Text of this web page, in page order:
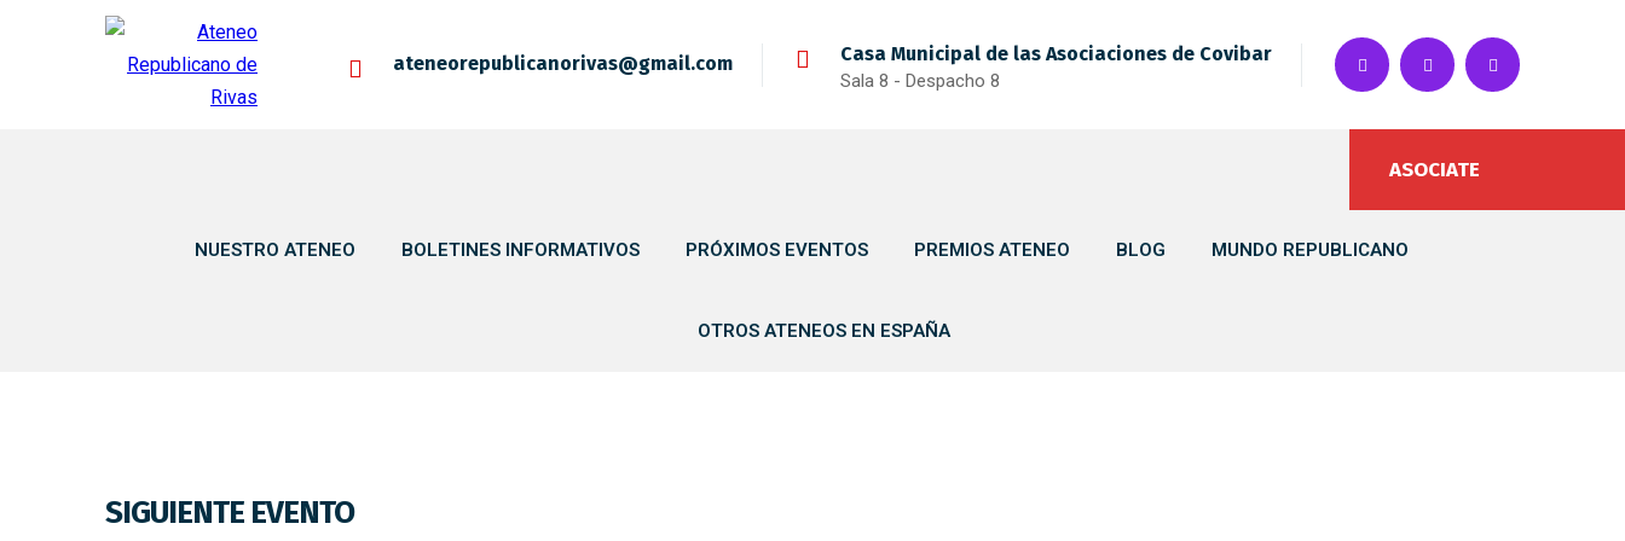
ateneorepublicanorivas@gmail.com Casa Municipal de las Asociaciones de Covibar
Sala 8 - Despacho 8
ASOCIATE
NUESTRO ATENEO BOLETINES INFORMATIVOS PRÓXIMOS EVENTOS PREMIOS ATENEO BLOG MUNDO REPUBLICANO
OTROS ATENEOS EN ESPAÑA
SIGUIENTE EVENTO